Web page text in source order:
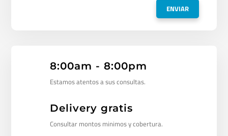
8:00am - 8:00pm
Estamos atentos a sus consultas.
Delivery gratis
Consultar montos minimos y cobertura.